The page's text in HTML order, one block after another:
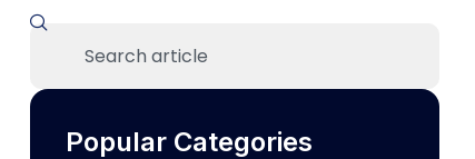
Popular Categories